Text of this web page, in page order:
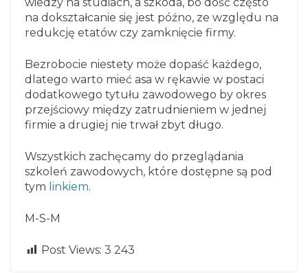
na dokształcanie się jest późno, ze względu na
redukcję etatów czy zamknięcie firmy.
Bezrobocie niestety może dopaść każdego,
dlatego warto mieć asa w rękawie w postaci
dodatkowego tytułu zawodowego by okres
przejściowy między zatrudnieniem w jednej
firmie a drugiej nie trwał zbyt długo.
Wszystkich zachęcamy do przeglądania
szkoleń zawodowych, które dostępne są pod
tym linkiem.
M-S-M
Post Views: 3 243
←
Więcej umieję